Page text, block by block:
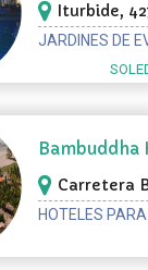
Iturbide,
Sánchez
JARDINES DE
Bambuddha
Carretera
HOTELES